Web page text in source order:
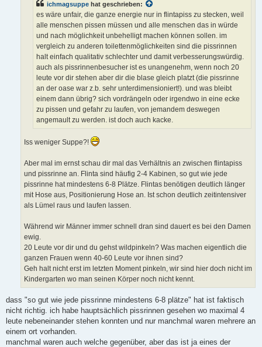
ichmagsuppe hat geschrieben:
es wäre unfair, die ganze energie nur in flintapiss zu stecken, weil
alle menschen pissen müssen und alle menschen das in würde
und nach möglichkeit unbehelligt machen können sollen. im
vergleich zu anderen toilettenmöglichkeiten sind die pissrinnen
halt einfach qualitativ schlechter und damit verbesserungswürdig.
auch als pissrinnenbesucher ist es unangenehm, wenn noch 20
leute vor dir stehen aber dir die blase gleich platzt (die pissrinne
an der oase war z.b. sehr unterdimensioniert!). und was bleibt
einem dann übrig? sich vordrängeln oder irgendwo in eine ecke
zu pissen und gefahr zu laufen, von jemandem deswegen
angemault zu werden. ist doch auch kacke.
Iss weniger Suppe?!
Aber mal im ernst schau dir mal das Verhältnis an zwischen flintapiss
und pissrinne an. Flinta sind häufig 2-4 Kabinen, so gut wie jede
pissrinne hat mindestens 6-8 Plätze. Flintas benötigen deutlich länger
mit Hose aus, Positionierung Hose an. Ist schon deutlich zeitintensiver
als Lümel raus und laufen lassen.
Während wir Männer immer schnell dran sind dauert es bei den Damen
ewig.
20 Leute vor dir und du gehst wildpinkeln? Was machen eigentlich die
ganzen Frauen wenn 40-60 Leute vor ihnen sind?
Geh halt nicht erst im letzten Moment pinkeln, wir sind hier doch nicht im
Kindergarten wo man seinen Körper noch nicht kennt.
dass "so gut wie jede pissrinne mindestens 6-8 plätze" hat ist faktisch
nicht richtig. ich habe hauptsächlich pissrinnen gesehen wo maximal 4
leute nebeneinander stehen konnten und nur manchmal waren mehrere an
einem ort vorhanden.
manchmal waren auch welche gegenüber, aber das ist ja eines der